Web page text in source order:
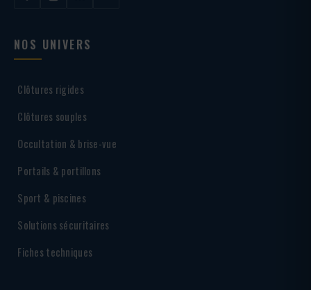
NOS UNIVERS
Clôtures rigides
Clôtures souples
Occultation & brise-vue
Portails & portillons
Sport & piscines
Solutions sécuritaires
Fiches techniques